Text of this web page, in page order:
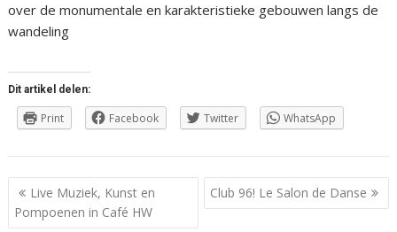
over de monumentale en karakteristieke gebouwen langs de
wandeling
Dit artikel delen:
Print Facebook Twitter WhatsApp
Berichtnavigatie
Live Muziek, Kunst en
Pompoenen in Café HW
Club 96! Le Salon de Danse